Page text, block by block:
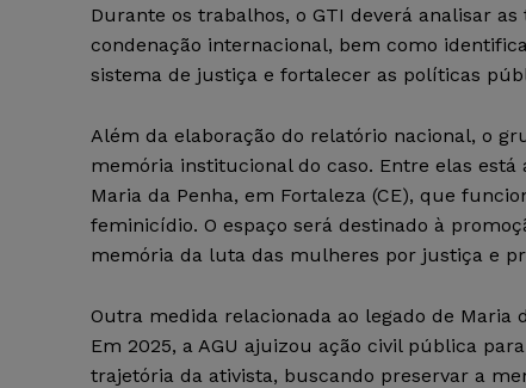
Durante os trabalhos, o GTI deverá analisar
condenação internacional, bem como
sistema de justiça e fortalecer as políticas
Além da elaboração do relatório nacional, o
memória institucional do caso. Entre elas
Maria da Penha, em Fortaleza (CE), que
feminicídio. O espaço será destinado à
memória da luta das mulheres por justiça e
Outra medida relacionada ao legado de Maria
Em 2025, a AGU ajuizou ação civil pública
trajetória da ativista, buscando preservar a